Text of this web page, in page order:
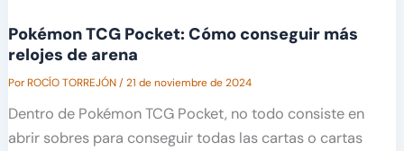
Pokémon TCG Pocket: Cómo conseguir más
relojes de arena
PorROCÍO TORREJÓN/21 de noviembre de 2024
Dentro de Pokémon TCG Pocket, no todo consiste en
abrir sobres para conseguir todas las cartas o cartas